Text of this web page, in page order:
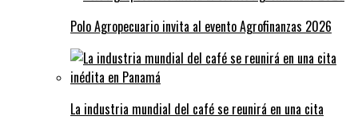
Polo Agropecuario invita al evento Agrofinanzas 2026
La industria mundial del café se reunirá en una cita